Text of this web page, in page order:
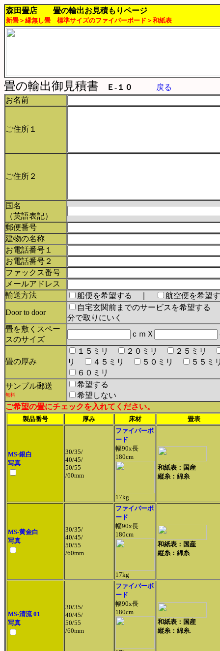
森田畳店 畳の輸出お見積もりページ
新畳＞縁無し畳 標準サイズのファイバーボード＞和紙表
畳の輸出御見積書 Ｅ-１０
戻る
お名前
ご住所 １
ご住所 ２
国名
（英語表記）
郵便番号
建物の名称
お電話番号１
お電話番号２
ファックス番号
メールアドレス
輸送方法
船便を希望する ｜
航空便を希
Door to door
自宅玄関前までのサービスを希望す
分で取りにいく
畳を敷くスペー
スのサイズ
ｃｍＸ
畳の厚み
１５ミリ ２０ミリ
２５ミリ
リ
４５ミリ ５０ミリ
５５ミ
６０ミリ
サンプル郵送
無料
希望する
希望しない
ご希望の畳にチェックを入れてください。
製品番号 厚み 床材 畳表
MS-銀白
写真
30/35/
40/45/
50/55
/60mm
ファイバーボ
ード
幅90x長
180cm
17kg
和紙表：国産
縦糸：綿糸
MS-黄金白
写真
30/35/
40/45/
50/55
/60mm
ファイバーボ
ード
幅90x長
180cm
17kg
和紙表：国産
縦糸：綿糸
MS-清流 01
写真
30/35/
40/45/
50/55
/60mm
ファイバーボ
ード
幅90x長
180cm
和紙表：国産
縦糸：綿糸.